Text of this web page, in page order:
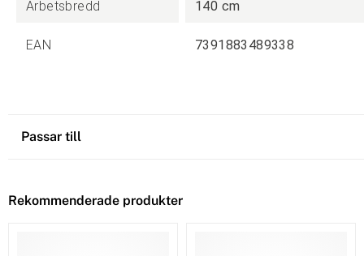
Arbetsbredd 140 cm
EAN 7391883489338
Passar till
Rekommenderade produkter